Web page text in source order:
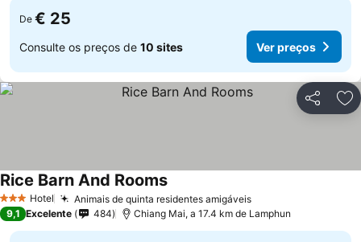
De € 25
Consulte os preços de 10 sites Ver preços
Partilhar
3 EstrelasHotel Animais de quinta residentes amigáveis
Rice Barn And Rooms
9,1 Excelente 484 Chiang Mai, a 17.4 km de Lamphun